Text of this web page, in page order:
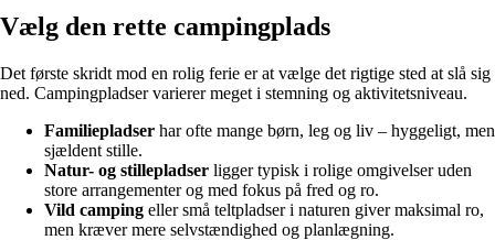
Vælg den rette campingplads
Det første skridt mod en rolig ferie er at vælge det rigtige sted at slå sig
ned. Campingpladser varierer meget i stemning og aktivitetsniveau.
Familiepladser har ofte mange børn, leg og liv – hyggeligt, men
sjældent stille.
Natur- og stillepladser ligger typisk i rolige omgivelser uden
store arrangementer og med fokus på fred og ro.
Vild camping eller små teltpladser i naturen giver maksimal ro,
men kræver mere selvstændighed og planlægning.